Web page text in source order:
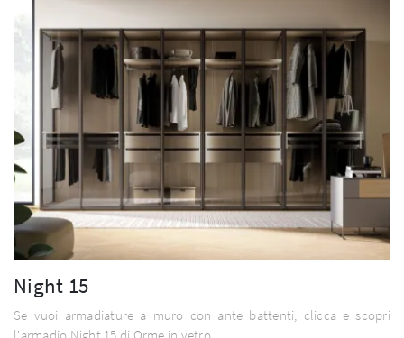
Night 15
Se vuoi armadiature a muro con ante battenti, clicca e scopri